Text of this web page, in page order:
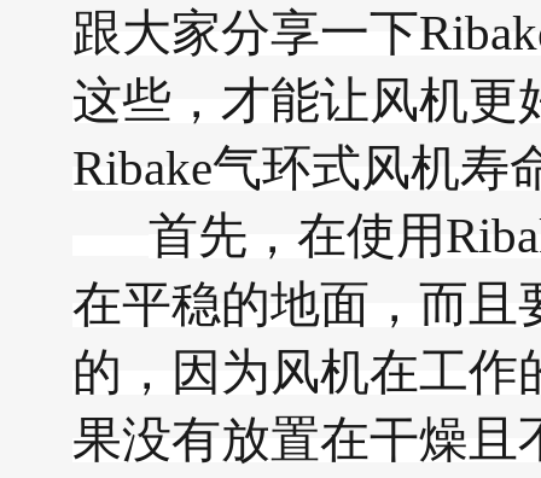
跟大家分享一下
这些，才能让风机更
Ribake气环式风机寿
首先，在使用
在平稳的地面，而且
的，因为风机在工作
果没有放置在干燥且